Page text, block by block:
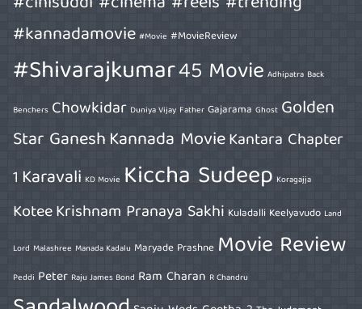
#kannadamovie #Movie #MovieReview
#Shivarajkumar45 Movie Adhipatra Back
Benchers Chowkidar Duniya Vijay Father Gajarama Ghost Golden
Star GaneshKannada MovieKantara Chapter
1 Karavali KD Movie Kiccha Sudeep Koragajja
KoteeKrishnam Pranaya Sakhi Kuladalli Keelyavudo Land
Lord Malashree Manada Kadalu Maryade Prashne Movie Review
Peddi Peter Raju James Bond Ram Charan R Chandru